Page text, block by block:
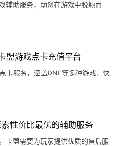
辅助服务，助您在游戏中脱颖而
盟游戏点卡充值平台
卡服务，涵盖DNF等多种游戏，快
性价比最优的辅助服务
卡盟需要为玩家提供优质的售后服